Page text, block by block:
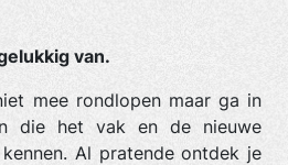
van.
mee rondlopen maar ga in
die het vak en de nieuwe
Al pratende ontdek je